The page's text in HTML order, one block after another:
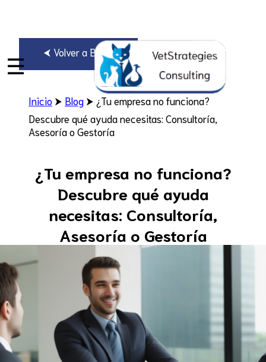
☰ ⮜ Volver a Blogs
Inicio ⮞ Blog ⮞ ¿Tu empresa no funciona?
Descubre qué ayuda necesitas: Consultoría,
Asesoría o Gestoría
¿Tu empresa no funciona?
Descubre qué ayuda
necesitas: Consultoría,
Asesoría o Gestoría